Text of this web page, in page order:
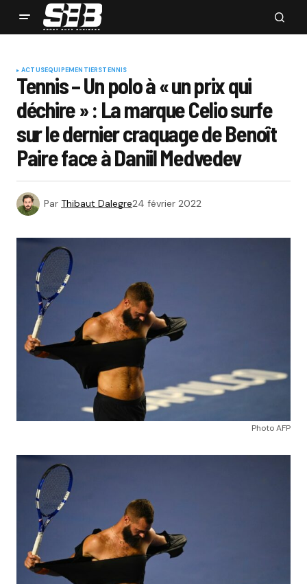
ACTUSEQUIPEMENTIERSTENNIS
Tennis – Un polo à « un prix qui
déchire » : La marque Celio surfe
sur le dernier craquage de Benoît
Paire face à Daniil Medvedev
Par Thibaut Dalegre24 février 2022
Photo AFP